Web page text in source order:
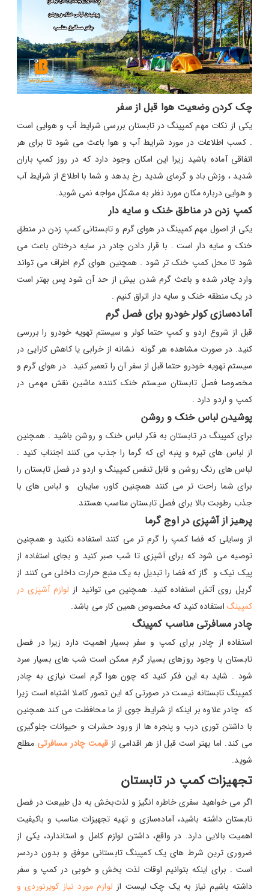
چک کردن وضعیت هوا قبل از سفر
یکی از نکات مهم کمپینگ در تابستان بررسی شرایط آب و هوایی است
. کسب اطلاعات در مورد شرایط آب و هوا باعث می شود تا برای هر
اتفاقی آماده باشید زیرا این امکان وجود دارد که در روز کمپ باران
شدید ، وزش باد و گرمای شدید رخ بدهد و شما با اطلاع از شرایط آب
و هوایی درباره مکان مورد نظر به مشکل مواجه نمی شوید.
کمپ زدن در مناطق خنک و سایه‌ دار
یکی از اصول مهم کمپینگ در هوای گرم و تابستانی کمپ زدن در منطق
خنک و سایه دار است . با قرار دادن چادر در سایه درختان باعث می
شود تا محل کمپ خنک تر شود . همچنین هوای گرم اطراف می تواند
وارد چادر شده و باعث گرم شدن بیش از حد آن شود پس بهتر است
در یک منطقه خنک و سایه دار اتراق کنیم .
آماده‌سازی کولر خودرو برای فصل گرم
قبل از شروع اردو و کمپ حتما کولر و سیستم تهویه خودرو را بررسی
کنید. در صورت مشاهده هر گونه نشانه از خرابی یا کاهش کارایی در
سیستم تهویه خودرو حتما قبل از سفر آن را تعمیر کنید. در هوای گرم و
مخصوصا فصل تابستان سیستم خنک کننده ماشین نقش مهمی در
کمپ و اردو دارد .
پوشیدن لباس خنک و روشن
برای کمپینگ در تابستان به فکر لباس خنک و روشن باشید . همچنین
از لباس های تیره و پنبه ای که گرما را جذب می کنند اجتناب کنید .
لباس های رنگ روشن و قابل تنفس کمپینگ و اردو در فصل تابستان را
برای شما راحت تر می کنند همچنین کاور، سایبان و لباس های با
جذب رطوبت بالا برای فصل تابستان مناسب هستند.
پرهیز از آشپزی در اوج گرما
از وسایلی که فضا کمپ را گرم تر می کنند استفاده نکنید و همچنین
توصیه می شود که برای آشپزی تا شب صبر کنید و بجای استفاده از
پیک نیک و گاز که فضا را تبدیل به یک منبع حرارت داخلی می کنند از
گریل روی آتش استفاده کنید. همچنین می توانید از لوازم آشپزی در
کمپینگاستفاده کنید که مخصوص همین کار می باشد.
چادر مسافرتی مناسب کمپینگ
استفاده از چادر برای کمپ و سفر بسیار اهمیت دارد زیرا در فصل
تابستان با وجود روزهای بسیار گرم ممکن است شب های بسیار سرد
شود . شاید به این فکر کنید که چون هوا گرم است نیازی به چادر
کمپینگ تابستانه نیست در صورتی که این تصور کاملا اشتباه است زیرا
که چادر علاوه بر اینکه از شرایط جوی از ما محافظت می کند همچنین
با داشتن توری درب و پنجره ها از ورود حشرات و حیوانات جلوگیری
می کند. اما بهتر است قبل از هر اقدامی ازقیمت چادر مسافرتی مطلع
شوید.
تجهیزات کمپ در تابستان
اگر می‌ خواهید سفری خاطره‌ انگیز و لذت‌بخش به دل طبیعت در فصل
تابستان داشته باشید، آماده‌سازی و تهیه تجهیزات مناسب و باکیفیت
اهمیت بالایی دارد. در واقع، داشتن لوازم کامل و استاندارد، یکی از
ضروری‌ ترین شرط های یک کمپینگ تابستانی موفق و بدون دردسر
است . برای اینکه بتوانیم اوقات لذت بخش و خوبی در کمپ و سفر
داشته باشیم نیاز به یک چک لیست از لوازم مورد نیاز کویرنوردی و